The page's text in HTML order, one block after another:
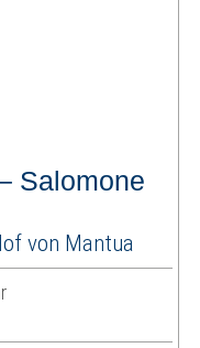
Salomone
von Mantua